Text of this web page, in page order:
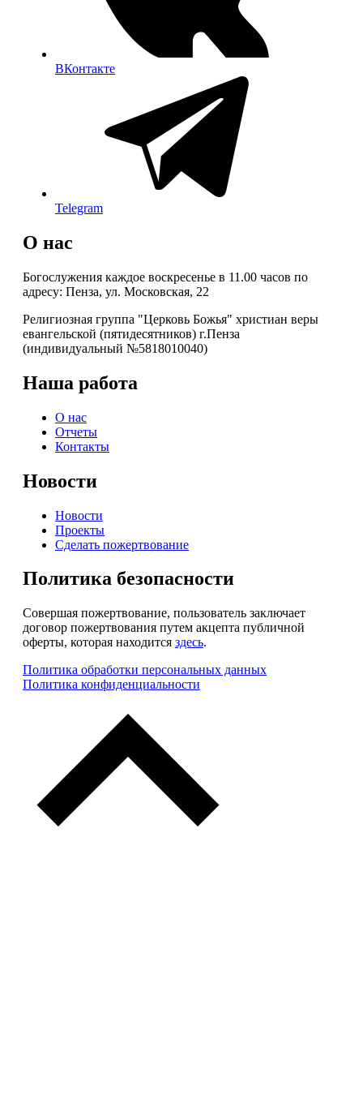
ВКонтакте
Telegram
О нас
Богослужения каждое воскресенье в 11.00 часов по
адресу: Пенза, ул. Московская, 22
Религиозная группа "Церковь Божья" христиан веры
евангельской (пятидесятников) г.Пенза
(индивидуальный №5818010040)
Наша работа
О нас
Отчеты
Контакты
Новости
Новости
Проекты
Сделать пожертвование
Политика безопасности
Совершая пожертвование, пользователь заключает
договор пожертвования путем акцепта публичной
оферты, которая находится здесь.
Политика обработки персональных данных
Политика конфиденциальности